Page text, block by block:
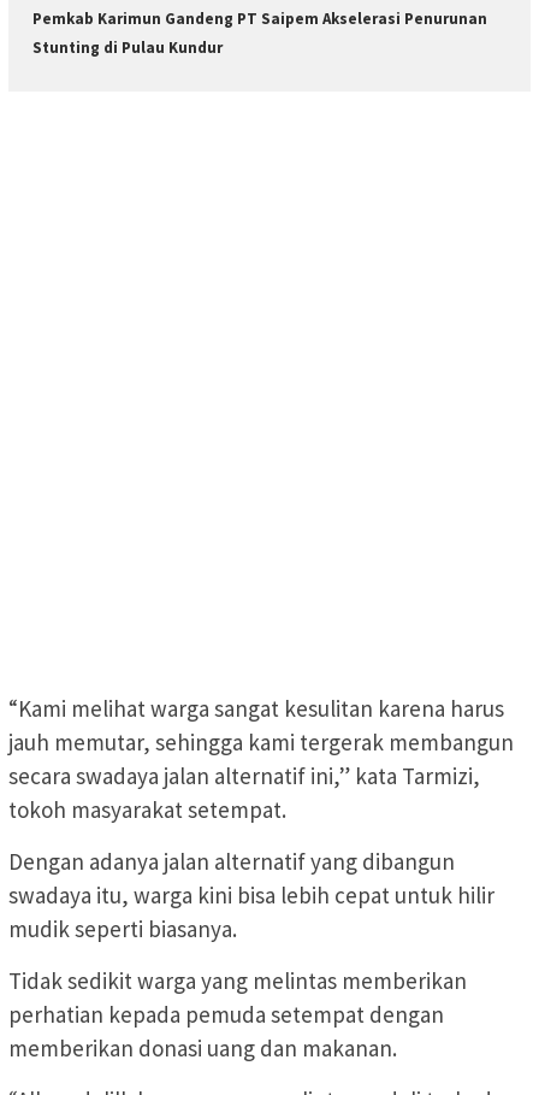
Pemkab Karimun Gandeng PT Saipem Akselerasi Penurunan
Stunting di Pulau Kundur
“Kami melihat warga sangat kesulitan karena harus
jauh memutar, sehingga kami tergerak membangun
secara swadaya jalan alternatif ini,” kata Tarmizi,
tokoh masyarakat setempat.
Dengan adanya jalan alternatif yang dibangun
swadaya itu, warga kini bisa lebih cepat untuk hilir
mudik seperti biasanya.
Tidak sedikit warga yang melintas memberikan
perhatian kepada pemuda setempat dengan
memberikan donasi uang dan makanan.